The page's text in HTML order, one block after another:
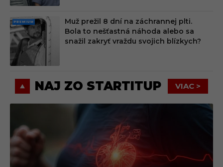
PRE
MIU
M
Muž prežil 8 dní na záchrannej plti.
Bola to nešťastná náhoda alebo sa
snažil zakryť vraždu svojich blízkych?
NAJ ZO STARTITUP VIAC >